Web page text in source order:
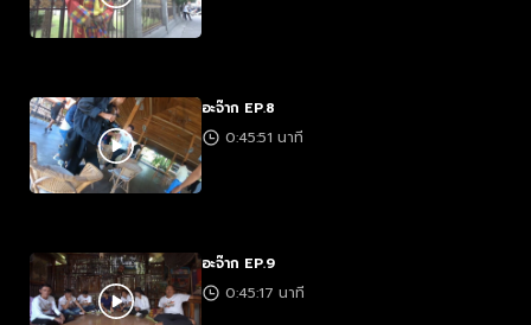
อะจ๊าก EP.8
0:45:51 นาที
อะจ๊าก EP.9
0:45:17 นาที